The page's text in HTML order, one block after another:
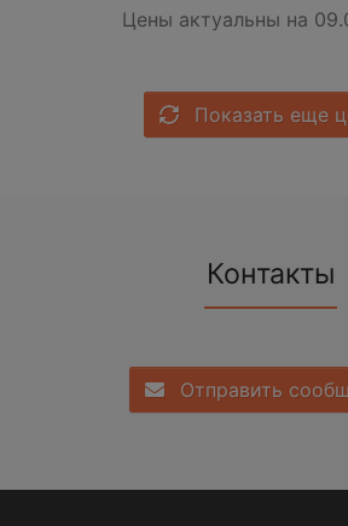
Цены актуальны на
Показать еще
Контакты
Отправить